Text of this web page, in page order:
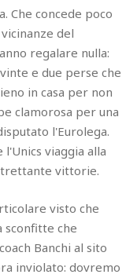
Che concede poco
del
regalare nulla:
e due perse che
in casa per non
clamorosa per una
l'Eurolega.
viaggia alla
vittorie.
visto che
sconfitte che
Banchi al sito
inviolato: dovremo